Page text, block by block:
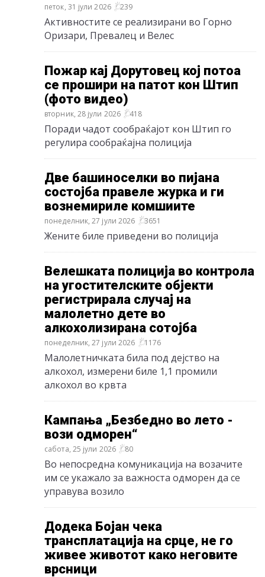
петок, 31 јули 2026 239
Активностите се реализирани во Горно
Оризари, Превалец и Велес
Пожар кај Дорутовец кој потоа
се прошири на патот кон Штип
(фото видео)
вторник, 28 јули 2026 418
Поради чадот сообраќајот кон Штип го
регулира сообраќајна полиција
Две башиноселки во пијана
состојба правеле журка и ги
вознемириле комшиите
понеделник, 27 јули 2026 3651
Жените биле приведени во полиција
Велешката полиција во контрола
на угостителските објекти
регистрирала случај на
малoлетно дете во
алкохолизирана сотојба
понеделник, 27 јули 2026 1176
Mалолетничката била под дејство на
алкохол, измерени биле 1,1 промили
алкохол во крвта
Кампања „Безбедно во лето -
вози одморен“
сабота, 25 јули 2026 80
Во непосредна комуникација на возачите
им се укажало за важноста одморен да се
управува возило
Додека Бојан чека
трансплатација на срце, не го
живее животот како неговите
врсници